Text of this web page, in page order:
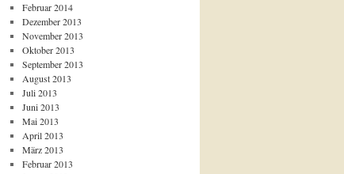
Februar 2014
Dezember 2013
November 2013
Oktober 2013
September 2013
August 2013
Juli 2013
Juni 2013
Mai 2013
April 2013
März 2013
Februar 2013